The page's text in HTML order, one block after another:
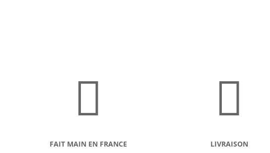

FAIT MAIN EN FRANCE

LIVRAISON